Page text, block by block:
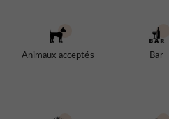
Animaux acceptés Bar